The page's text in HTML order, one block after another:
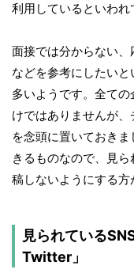
利用しているといわれ
面接では分からない
などを参考にしたい
多いようです。全て
けではありませんが
を念頭に置いておき
きるものなので、見
稿しないようにする方
見られている
Twitter」